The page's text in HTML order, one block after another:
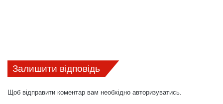
Залишити відповідь
Щоб відправити коментар вам необхідно авторизуватись.